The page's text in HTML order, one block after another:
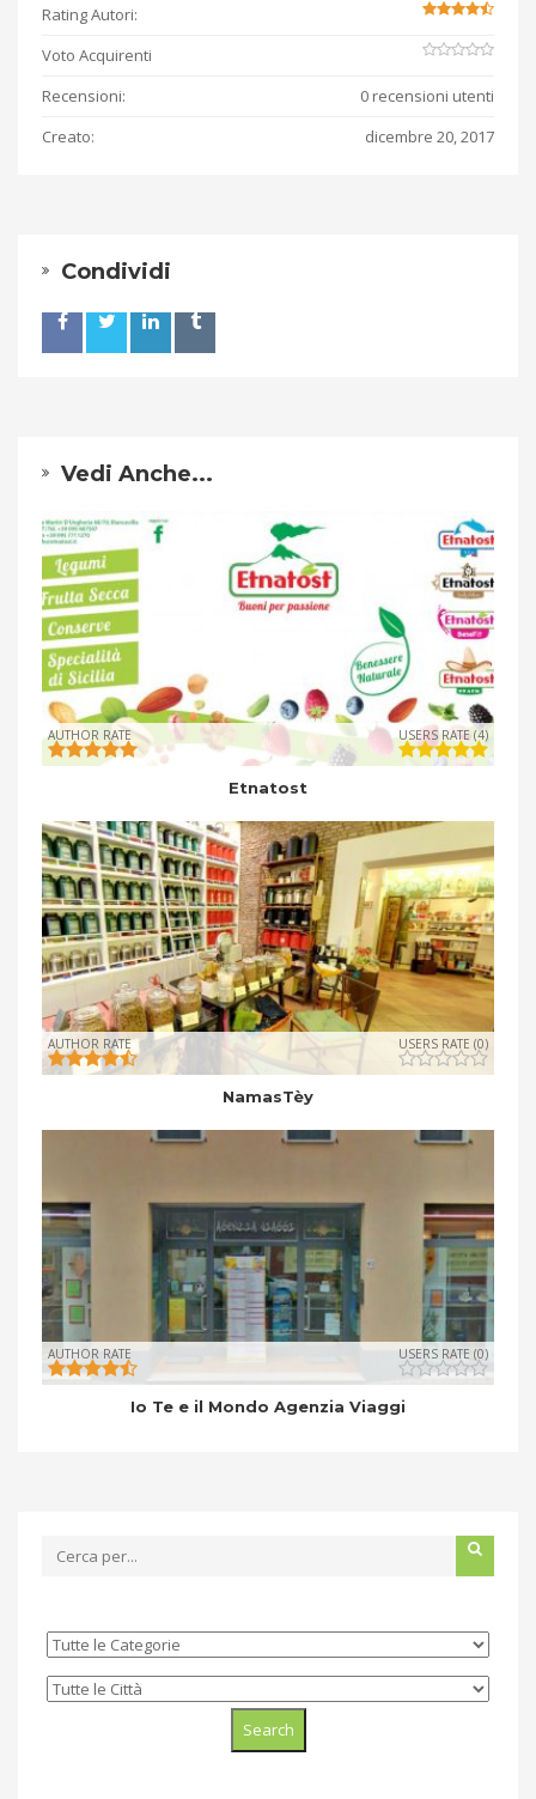
Rating Autori:
Voto Acquirenti
Recensioni:
0 recensioni utenti
Creato:
dicembre 20, 2017
Condividi
Vedi Anche...
AUTHOR RATE USERS RATE (4)
Etnatost
AUTHOR RATE USERS RATE (0)
NamasTèy
AUTHOR RATE USERS RATE (0)
Io Te e il Mondo Agenzia Viaggi